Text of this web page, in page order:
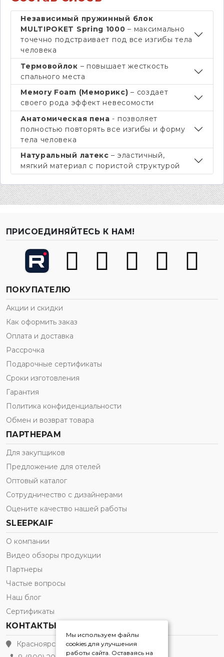
Мы используем файлы
cookies для улучшения
работы сайта. Оставаясь на
Независимый пружинный блок
MULTIPOKET Spring 1000 – максимально
точечно подстраивает под все изгибы тела
человека
Термовойлок – повышает жесткость
спального места
Мемory Foam (Меморикс) – создает
своего рода эффект невесомости
Анатомическая пена - позволяет
полностью повторять все изгибы и форму
тела человека
Натуральный латекс – эластичный,
мягкий материал с пористой структурой
ПРИСОЕДИНЯЙТЕСЬ К НАМ!
ПОКУПАТЕЛЮ
Акции и скидки
Как оформить заказ
Оплата и доставка
Рассрочка
Подарочные сертификаты
Сроки изготовления
Гарантия
Политика конфиденциальности
Обмен и возврат товара
ПАРТНЕРАМ
Для закупщиков
Предложение для отелей
Оптовый каталог
Сотрудничество с дизайнерами
Оцените качество нашей работы
SLEEPKAIF
О компании
Видео обзоры продукции
Партнеры
Частые вопросы
Наш блог
Сертификаты
КОНТАКТЫ
Красноярск